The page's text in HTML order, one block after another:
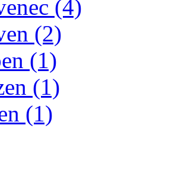
(4)
(2)
(1)
(1)
(1)